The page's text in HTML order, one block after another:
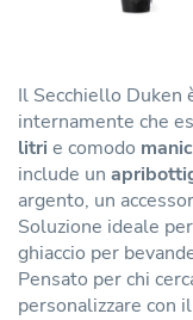
Il Secchiello Duken
internamente che
litrie comodo
include un
argento, un
Soluzione ideale
ghiaccio per
Pensato per chi
personalizzare con